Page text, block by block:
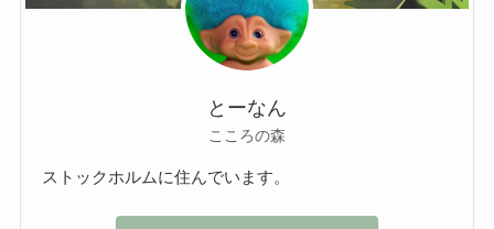
とーなん
こころの森
ストックホルムに住んでいます。